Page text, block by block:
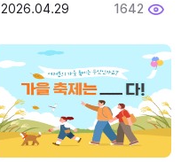
2026.04.29 1642